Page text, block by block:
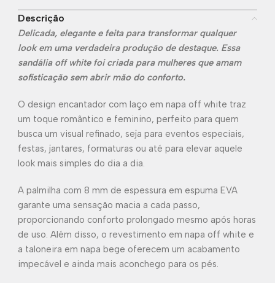
Descrição
Delicada, elegante e feita para transformar qualquer
look em uma verdadeira produção de destaque. Essa
sandália off white foi criada para mulheres que amam
sofisticação sem abrir mão do conforto.
O design encantador com laço em napa off white traz
um toque romântico e feminino, perfeito para quem
busca um visual refinado, seja para eventos especiais,
festas, jantares, formaturas ou até para elevar aquele
look mais simples do dia a dia.
A palmilha com 8 mm de espessura em espuma EVA
garante uma sensação macia a cada passo,
proporcionando conforto prolongado mesmo após horas
de uso. Além disso, o revestimento em napa off white e
a taloneira em napa bege oferecem um acabamento
impecável e ainda mais aconchego para os pés.